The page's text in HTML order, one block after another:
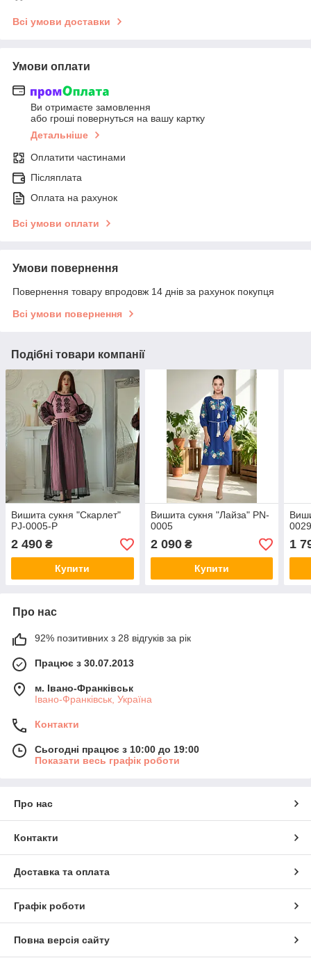
Всі умови доставки
Умови оплати
Ви отримаєте замовлення
або гроші повернуться на вашу картку
Детальніше
Оплатити частинами
Післяплата
Оплата на рахунок
Всі умови оплати
Умови повернення
Повернення товару впродовж 14 днів за рахунок покупця
Всі умови повернення
Подібні товари компанії
Вишита сукня "Скарлет"
PJ-0005-P
2 490 ₴
Купити
Вишита сукня "Лайза" PN-
0005
2 090₴
Купити
1
Про нас
92% позитивних з 28 відгуків за рік
Працює з 30.07.2013
м. Івано-Франківськ
Івано-Франківськ, Україна
Контакти
Сьогодні працює з 10:00 до 19:00
Показати весь графік роботи
Про нас
Контакти
Доставка та оплата
Графік роботи
Повна версія сайту